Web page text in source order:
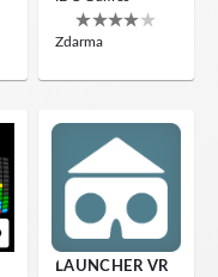
Zdarma
LAUNCHER VR